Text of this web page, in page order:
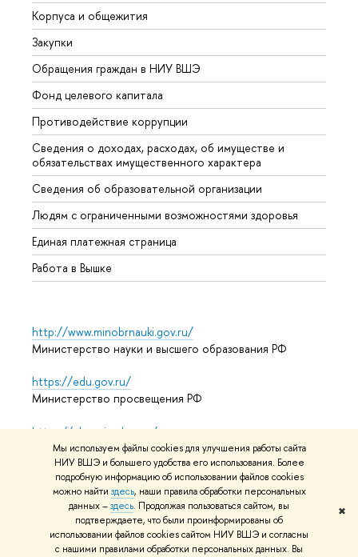
Мы используем файлы cookies для улучшения работы сайта
НИУ ВШЭ и большего удобства его использования. Более
подробную информацию об использовании файлов cookies
можно найти здесь, наши правила обработки персональных
данных –здесь. Продолжая пользоваться сайтом, вы
подтверждаете, что были проинформированы об
использовании файлов cookies сайтом НИУ ВШЭ и согласны
с нашими правилами обработки персональных данных. Вы
✖
Корпуса и общежития
Закупки
Обращения граждан в НИУ ВШЭ
Фонд целевого капитала
Противодействие коррупции
Сведения о доходах, расходах, об имуществе и
обязательствах имущественного характера
Сведения об образовательной организации
Людям с ограниченными возможностями здоровья
Единая платежная страница
Работа в Вышке
http://www.minobrnauki.gov.ru/
Министерство науки и высшего образования РФ
https://edu.gov.ru/
Министерство просвещения РФ
https://elearning.hse.ru/mooc
Массовые открытые онлайн-курсы
© НИУ ВШЭ 1993–2026 Адреса и контактыУсловия
использования материаловПолитика конфиденциальности
Карта сайта